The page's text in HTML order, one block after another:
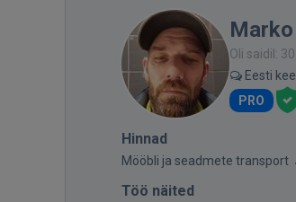
Marko
Oli saidil:
Eesti
PRO
Hinnad
Mööbli ja seadmete transport
Töö näited